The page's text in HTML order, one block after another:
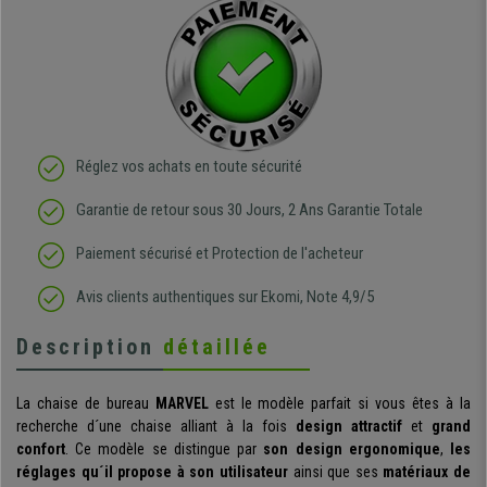
Réglez vos achats en toute sécurité
Garantie de retour sous 30 Jours, 2 Ans Garantie Totale
Paiement sécurisé et Protection de l'acheteur
Avis clients authentiques sur Ekomi, Note 4,9/5
Description détaillée
La chaise de bureau MARVELest le modèle parfait si vous êtes à la
recherche d´une chaise alliant à la fois design attractif et grand
confort. Ce modèle se distingue par son design ergonomique,
les
réglages qu´il propose à son utilisateur ainsi que ses matériaux de